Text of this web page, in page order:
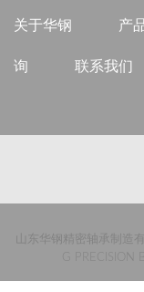
关于华钢 产
询 联系我们
山东华钢精密轴承制造
G PRECISION